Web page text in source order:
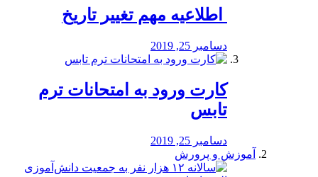
️ اطلاعیه مهم تغییر تاریخ
دسامبر 25, 2019
کارت ورود به امتحانات ترم
تابس
دسامبر 25, 2019
آموزش و پرورش